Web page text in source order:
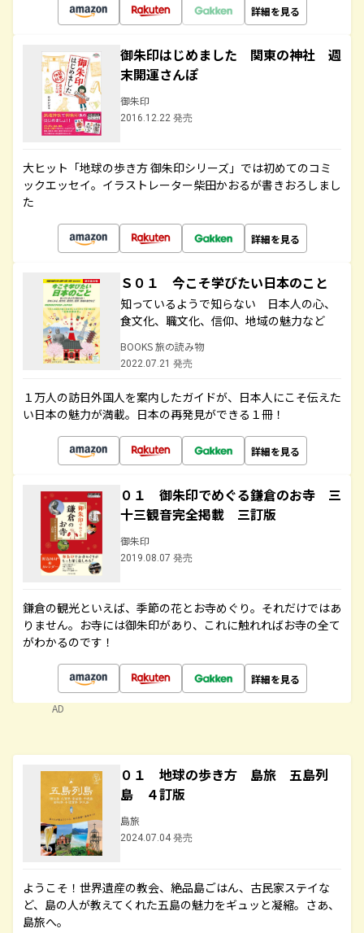
詳細を見る
御朱印はじめました 関東の神社 週
末開運さんぽ
御朱印
2016.12.22 発売
大ヒット「地球の歩き方 御朱印シリーズ」では初めてのコミ
ックエッセイ。イラストレーター柴田かおるが書きおろしまし
た
詳細を見る
Ｓ０１ 今こそ学びたい日本のこと
知っているようで知らない 日本人の心、
食文化、職文化、信仰、地域の魅力など
BOOKS 旅の読み物
2022.07.21 発売
１万人の訪日外国人を案内したガイドが、日本人にこそ伝えた
い日本の魅力が満載。日本の再発見ができる１冊！
詳細を見る
０１ 御朱印でめぐる鎌倉のお寺 三
十三観音完全掲載 三訂版
御朱印
2019.08.07 発売
鎌倉の観光といえば、季節の花とお寺めぐり。それだけではあ
りません。お寺には御朱印があり、これに触れればお寺の全て
がわかるのです！
詳細を見る
AD
０１ 地球の歩き方 島旅 五島列
島 ４訂版
島旅
2024.07.04 発売
ようこそ！世界遺産の教会、絶品島ごはん、古民家ステイな
ど、島の人が教えてくれた五島の魅力をギュッと凝縮。さあ、
島旅へ。